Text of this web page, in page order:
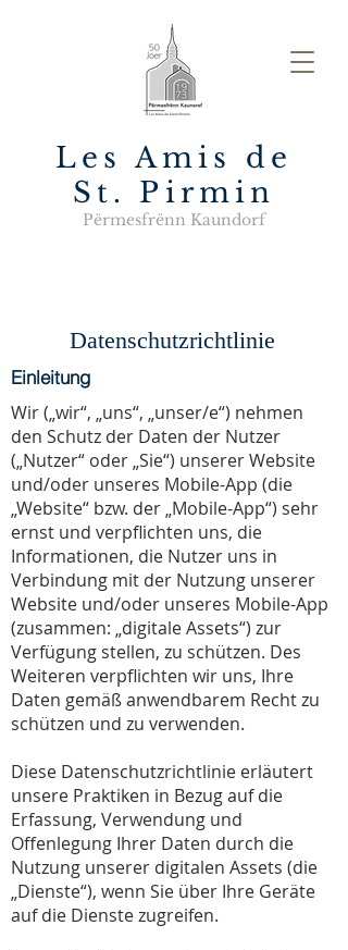
Les Amis de
St. Pirmin
Përmesfrënn Kaundorf
Datenschutzrichtlinie
Einleitung
Wir („wir“, „uns“, „unser/e“) nehmen
den Schutz der Daten der Nutzer
(„Nutzer“ oder „Sie“) unserer Website
und/oder unseres Mobile-App (die
„Website“ bzw. der „Mobile-App“) sehr
ernst und verpflichten uns, die
Informationen, die Nutzer uns in
Verbindung mit der Nutzung unserer
Website und/oder unseres Mobile-App
(zusammen: „digitale Assets“) zur
Verfügung stellen, zu schützen. Des
Weiteren verpflichten wir uns, Ihre
Daten gemäß anwendbarem Recht zu
schützen und zu verwenden.
Diese Datenschutzrichtlinie erläutert
unsere Praktiken in Bezug auf die
Erfassung, Verwendung und
Offenlegung Ihrer Daten durch die
Nutzung unserer digitalen Assets (die
„Dienste“), wenn Sie über Ihre Geräte
auf die Dienste zugreifen.